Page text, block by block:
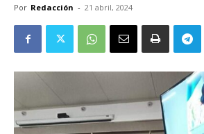
Por Redacción - 21 abril, 2024